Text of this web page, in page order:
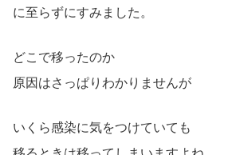
に至らずにすみました。
どこで移ったのか
原因はさっぱりわかりませんが
いくら感染に気をつけていても